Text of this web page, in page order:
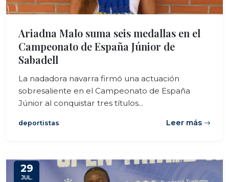
Ariadna Malo suma seis medallas en el
Campeonato de España Júnior de
Sabadell
La nadadora navarra firmó una actuación
sobresaliente en el Campeonato de España
Júnior al conquistar tres títulos...
deportistas Leer más
29
JUL.